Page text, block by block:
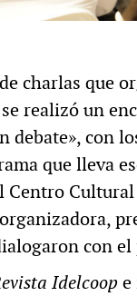
charlas que
realizó un
debate», con
que lleva
Centro
con
Idelcoope